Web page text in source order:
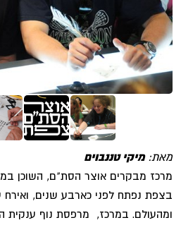
מאת:מיקי טננבוים
מרכז מבקרים אוצר הסת"ם, השוכן
בצפת נפתח לפני כארבע שנים,
ומהעולם. במרכז, מרפסת נוף